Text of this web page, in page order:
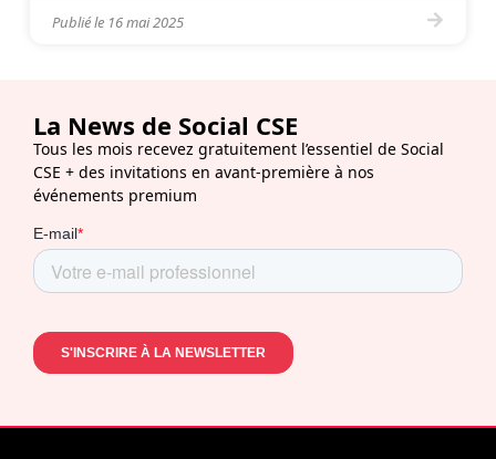
ont la réponse claire. Voici […]
Publié le 16 mai 2025
La News de Social CSE
Tous les mois recevez gratuitement l’essentiel de Social
CSE + des invitations en avant-première à nos
événements premium